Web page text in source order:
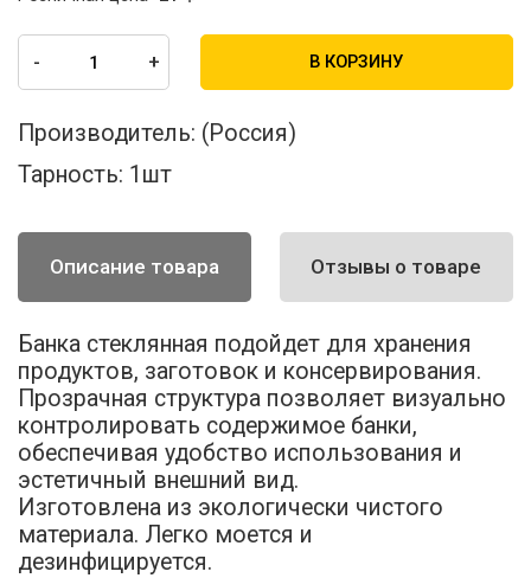
- + В КОРЗИНУ
Производитель: (Россия)
Тарность: 1шт
Описание товара Отзывы о товаре
Банка стеклянная подойдет для хранения
продуктов, заготовок и консервирования.
Прозрачная структура позволяет визуально
контролировать содержимое банки,
обеспечивая удобство использования и
эстетичный внешний вид.
Изготовлена из экологически чистого
материала. Легко моется и
дезинфицируется.